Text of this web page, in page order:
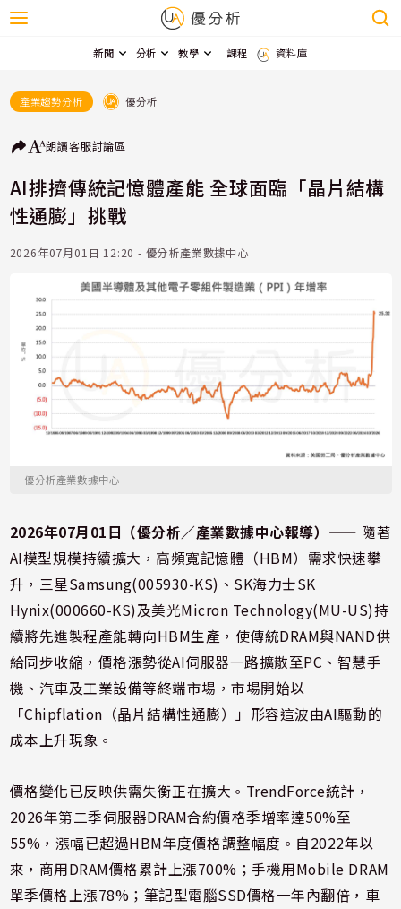
新聞 分析 教學 課程 資料庫
產業趨勢分析 優分析
朗讀客服討論區
AI排擠傳統記憶體產能 全球面臨「晶片結構
性通膨」挑戰
2026年07月01日 12:20 - 優分析產業數據中心
優分析產業數據中心
2026年07月01日（優分析／產業數據中心報導） ⸺ 隨著
AI模型規模持續擴大，高頻寬記憶體（HBM）需求快速攀
升，三星Samsung(005930-KS)、SK海力士SK
Hynix(000660-KS)及美光Micron Technology(MU-US)持
續將先進製程產能轉向HBM生產，使傳統DRAM與NAND供
給同步收縮，價格漲勢從AI伺服器一路擴散至PC、智慧手
機、汽車及工業設備等終端市場，市場開始以
「Chipflation（晶片結構性通膨）」形容這波由AI驅動的
成本上升現象。
價格變化已反映供需失衡正在擴大。TrendForce統計，
2026年第二季伺服器DRAM合約價格季增率達50%至
55%，漲幅已超過HBM年度價格調整幅度。自2022年以
來，商用DRAM價格累計上漲700%；手機用Mobile DRAM
單季價格上漲78%；筆記型電腦SSD價格一年內翻倍，車